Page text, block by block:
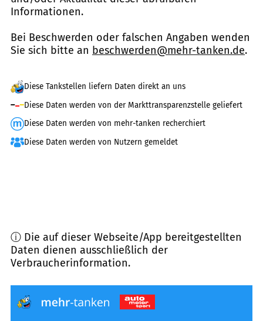
Informationen.
Bei Beschwerden oder falschen Angaben wenden
Sie sich bitte an beschwerden@mehr-tanken.de.
Diese Tankstellen liefern Daten direkt an uns
Diese Daten werden von der Markttransparenzstelle geliefert
Diese Daten werden von mehr-tanken recherchiert
Diese Daten werden von Nutzern gemeldet
ⓘ Die auf dieser Webseite/App bereitgestellten
Daten dienen ausschließlich der
Verbraucherinformation.